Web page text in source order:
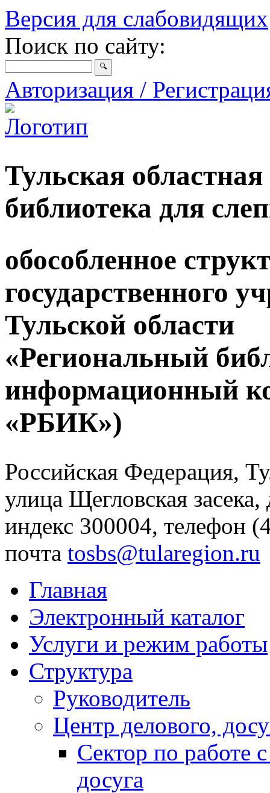
Версия для слабовидящих
Поиск по сайту:
Авторизация /
Тульская
библиотека для
обособленное
государственного
Тульской области
«Региональный
информационный
«РБИК»)
Российская Федерация,
улица Щегловская
индекс 300004, телефон
почта tosbs@tularegion.ru
Главная
Электронный каталог
Услуги и режим работы
Структура
Руководитель
Центр делового,
Сектор по работе
досуга